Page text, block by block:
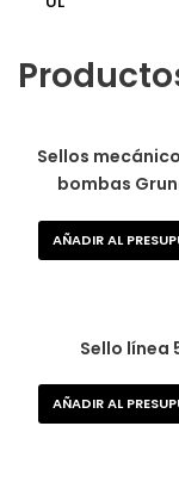
Sellos
bombas
AÑADIR AL
Sello línea
AÑADIR AL